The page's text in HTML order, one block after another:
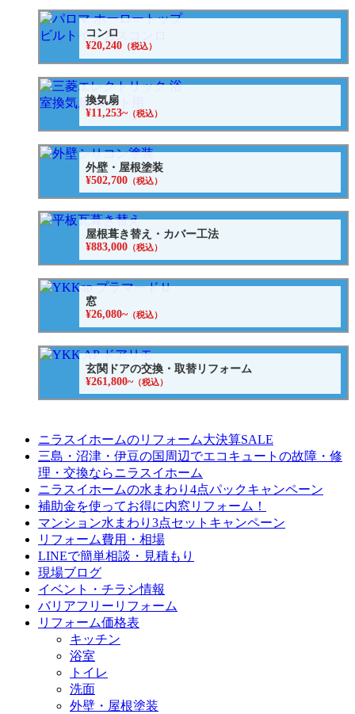
コンロ
¥20,240 （税込）
換気扇
¥11,253~（税込）
外壁・屋根塗装
¥502,700 （税込）
屋根葺き替え・カバー工法
¥883,000 （税込）
窓
¥26,080~（税込）
玄関ドアの交換・取替リフォーム
¥261,800~（税込）
ニラスイホームのリフォーム大決算SALE
三島・沼津・伊豆の国周辺でエコキュートの故障・修
理・交換ならニラスイホーム
ニラスイホームの水まわり4点パックキャンペーン
補助金を使ってお得に内窓リフォーム！
マンション水まわり3点セットキャンペーン
リフォーム費用・相場
LINEで簡単相談・見積もり
現場ブログ
イベント・チラシ情報
バリアフリーリフォーム
リフォーム価格表
キッチン
浴室
トイレ
洗面
外壁・屋根塗装